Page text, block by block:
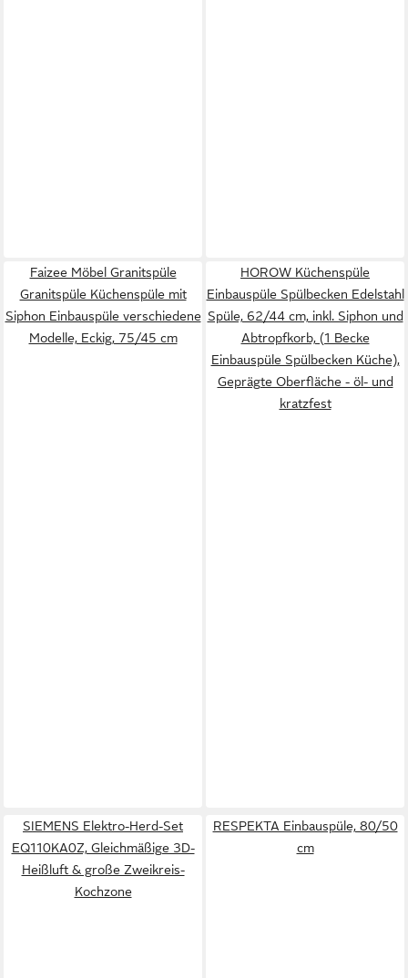
Faizee Möbel Granitspüle
Granitspüle Küchenspüle mit
Siphon Einbauspüle verschiedene
Modelle, Eckig, 75/45 cm
HOROW Küchenspüle
Einbauspüle Spülbecken Edelstahl
Spüle, 62/44 cm, inkl. Siphon und
Abtropfkorb, (1 Becke
Einbauspüle Spülbecken Küche),
Geprägte Oberfläche - öl- und
kratzfest
SIEMENS Elektro-Herd-Set
EQ110KA0Z, Gleichmäßige 3D-
Heißluft & große Zweikreis-
Kochzone
RESPEKTA Einbauspüle, 80/50
cm